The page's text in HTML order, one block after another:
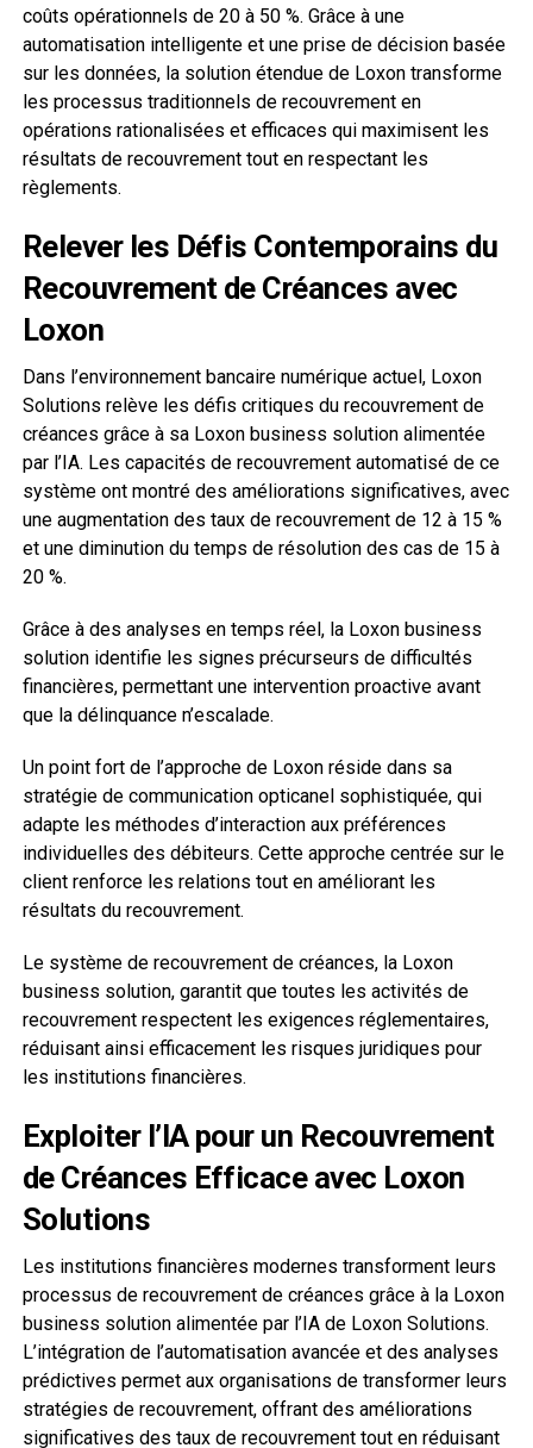
coûts opérationnels de 20 à 50 %. Grâce à une
automatisation intelligente et une prise de décision basée
sur les données, la solution étendue de Loxon transforme
les processus traditionnels de recouvrement en
opérations rationalisées et efficaces qui maximisent les
résultats de recouvrement tout en respectant les
règlements.
Relever les Défis Contemporains du
Recouvrement de Créances avec
Loxon
Dans l’environnement bancaire numérique actuel, Loxon
Solutions relève les défis critiques du recouvrement de
créances grâce à sa Loxon business solution alimentée
par l’IA. Les capacités de recouvrement automatisé de ce
système ont montré des améliorations significatives, avec
une augmentation des taux de recouvrement de 12 à 15 %
et une diminution du temps de résolution des cas de 15 à
20 %.
Grâce à des analyses en temps réel, la Loxon business
solution identifie les signes précurseurs de difficultés
financières, permettant une intervention proactive avant
que la délinquance n’escalade.
Un point fort de l’approche de Loxon réside dans sa
stratégie de communication opticanel sophistiquée, qui
adapte les méthodes d’interaction aux préférences
individuelles des débiteurs. Cette approche centrée sur le
client renforce les relations tout en améliorant les
résultats du recouvrement.
Le système de recouvrement de créances, la Loxon
business solution, garantit que toutes les activités de
recouvrement respectent les exigences réglementaires,
réduisant ainsi efficacement les risques juridiques pour
les institutions financières.
Exploiter l’IA pour un Recouvrement
de Créances Efficace avec Loxon
Solutions
Les institutions financières modernes transforment leurs
processus de recouvrement de créances grâce à la Loxon
business solution alimentée par l’IA de Loxon Solutions.
L’intégration de l’automatisation avancée et des analyses
prédictives permet aux organisations de transformer leurs
stratégies de recouvrement, offrant des améliorations
significatives des taux de recouvrement tout en réduisant